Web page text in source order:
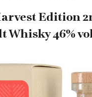
Edition
Whisky 46%